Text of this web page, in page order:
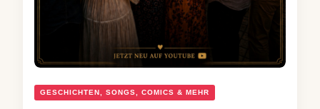
GESCHICHTEN, SONGS, COMICS & MEHR